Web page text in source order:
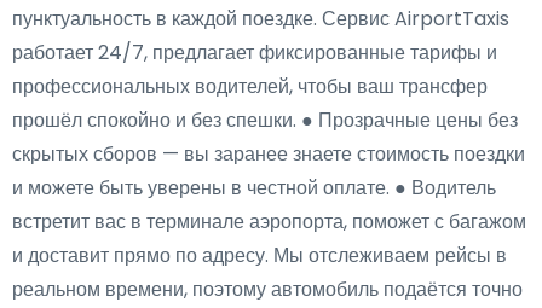
пунктуальность в каждой поездке. Сервис AirportTaxis
работает 24/7, предлагает фиксированные тарифы и
профессиональных водителей, чтобы ваш трансфер
прошёл спокойно и без спешки. ● Прозрачные цены без
скрытых сборов — вы заранее знаете стоимость поездки
и можете быть уверены в честной оплате. ● Водитель
встретит вас в терминале аэропорта, поможет с багажом
и доставит прямо по адресу. Мы отслеживаем рейсы в
реальном времени, поэтому автомобиль подаётся точно